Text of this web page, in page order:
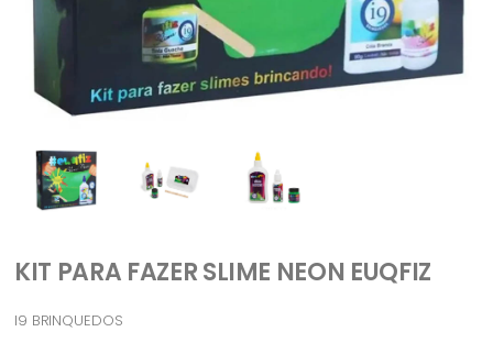
KIT PARA FAZER SLIME NEON EUQFIZ
I9 BRINQUEDOS